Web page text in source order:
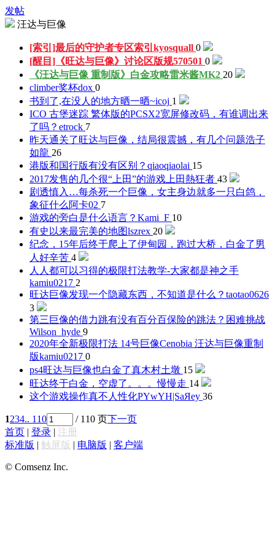
发帖
汪达与巨像
[索引]最后的守护者专区索引 kyosquall 0
[醒目]《旺达与巨像》讨论区版规570501 0
《汪达与巨像 重制版》白金攻略雷米酱MK2 20
climber奖杯dox 0
书到了,在没人的地方晒一晒~icoj 1
ICO 古堡迷踪 繁体版的PCSX2宽屏修改码，有谁调出来
了吗？ etrock 7
昨天通关了旺达与巨像，结局很震撼，有几个问题浩子
如龍 26
港版和国行版有没有区别？ qiaoqiaolai 15
2017发售的几个很“上田”的游戏 上田熱狂者 43
剧透慎入…每杀死一个巨像，女主身边就多一只白鸽，
象征什么 阿卡02 7
游戏的旁白是什么语言？ Kami_F 10
有史以来最完美的地图lszrex 20
纪念，15年后终于爬上了伊甸园，跑过大桥，白金了男
人好辛苦 4
人人都可以习得的极限打法教学-大家都是神之手
kamiu0217 2
旺达巨像发现一个隐藏东西，不知道是什么？ taotao0626
3
第三巨像的借力跳有没有百分百保险的跳法？困难挑战
Wilson_hyde 9
2020年全新极限打法 14号巨像Cenobia 汪达与巨像重制
版kamiu0217 0
ps4旺达与巨像也白金了真木村土墩 15
旺达终于白金，空虚了。。。慢慢走 14
这个游戏操作真不人性化PYwYH|SaЯey 36
1234.. 110 / 110 页下一页
首页 | 登录 | 注册
标准版 | 触屏版 | 电脑版 | 客户端
© Comsenz Inc.